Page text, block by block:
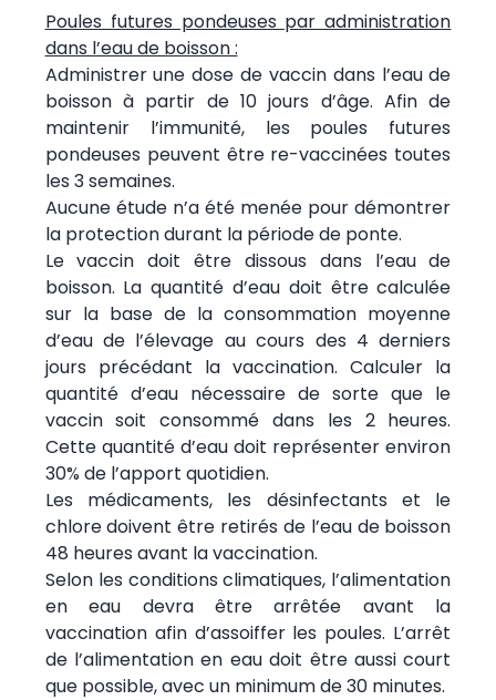
Poules futures pondeuses par administration
dans l’eau de boisson :
Administrer une dose de vaccin dans l’eau de
boisson à partir de 10 jours d’âge. Afin de
maintenir l’immunité, les poules futures
pondeuses peuvent être re-vaccinées toutes
les 3 semaines.
Aucune étude n’a été menée pour démontrer
la protection durant la période de ponte.
Le vaccin doit être dissous dans l’eau de
boisson. La quantité d’eau doit être calculée
sur la base de la consommation moyenne
d’eau de l’élevage au cours des 4 derniers
jours précédant la vaccination. Calculer la
quantité d’eau nécessaire de sorte que le
vaccin soit consommé dans les 2 heures.
Cette quantité d’eau doit représenter environ
30% de l’apport quotidien.
Les médicaments, les désinfectants et le
chlore doivent être retirés de l’eau de boisson
48 heures avant la vaccination.
Selon les conditions climatiques, l’alimentation
en eau devra être arrêtée avant la
vaccination afin d’assoiffer les poules. L’arrêt
de l’alimentation en eau doit être aussi court
que possible, avec un minimum de 30 minutes.